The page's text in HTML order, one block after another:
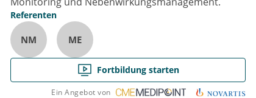
Referenten
NM ME
Fortbildung starten
Ein Angebot von